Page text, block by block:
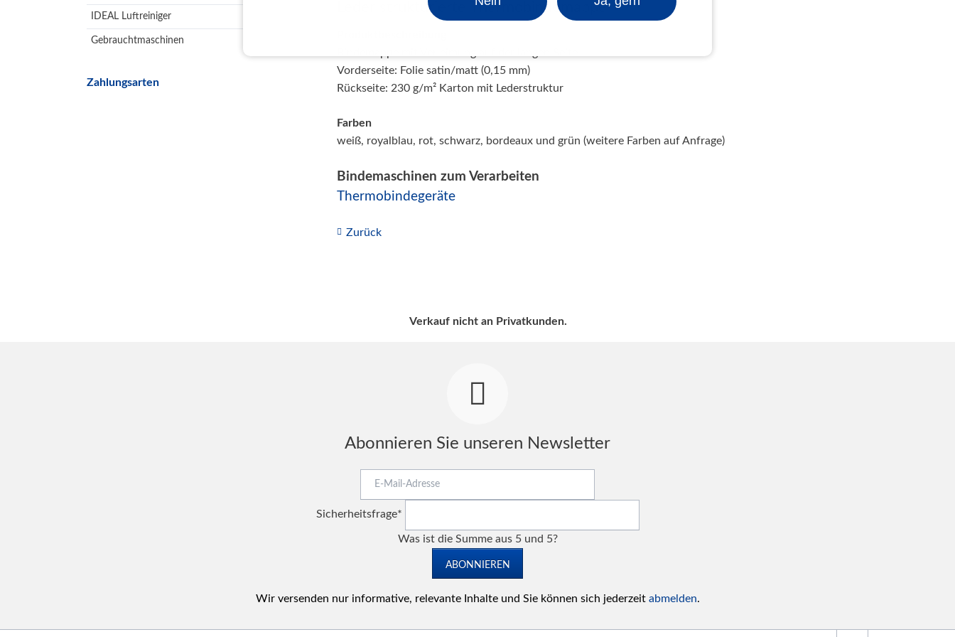
Leder strukturierte Thermobindemappe
Vorderseite: Folie satin/matt (0,15 mm)
Rückseite: 230 g/m² Karton mit Lederstruktur
Farben
weiß, royalblau, rot, schwarz, bordeaux und grün (weitere Farben auf Anfrage)
Bindemaschinen zum Verarbeiten
Thermobindegeräte
Zurück
IDEAL Luftreiniger
Gebrauchtmaschinen
Zahlungsarten
Verkauf nicht an Privatkunden.
Abonnieren Sie unseren Newsletter
Adresse
Pflichtfeld
Sicherheitsfrage*
Was ist die Summe aus 5 und 5?
ABONNIEREN
Wir versenden nur informative, relevante Inhalte und Sie können sich jederzeit abmelden.